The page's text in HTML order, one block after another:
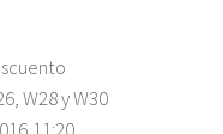
W28 y W30